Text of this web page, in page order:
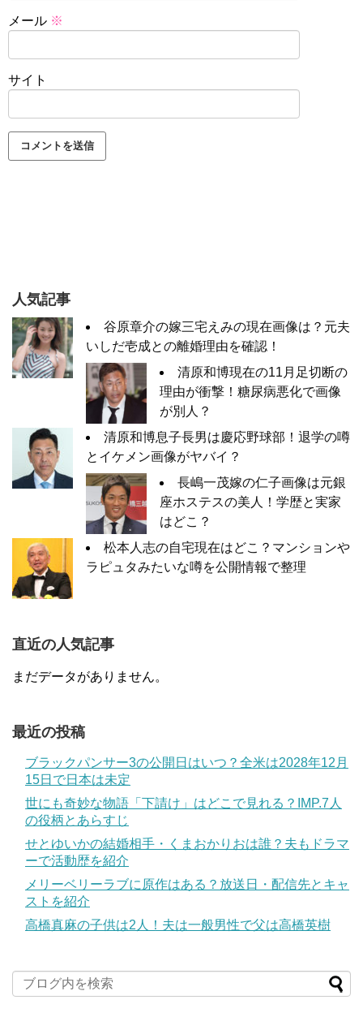
メール ※
サイト
人気記事
谷原章介の嫁三宅えみの現在画像は？元夫
いしだ壱成との離婚理由を確認！
清原和博現在の11月足切断の
理由が衝撃！糖尿病悪化で画像
が別人？
清原和博息子長男は慶応野球部！退学の噂
とイケメン画像がヤバイ？
長嶋一茂嫁の仁子画像は元銀
座ホステスの美人！学歴と実家
はどこ？
松本人志の自宅現在はどこ？マンションや
ラピュタみたいな噂を公開情報で整理
直近の人気記事
まだデータがありません。
最近の投稿
ブラックパンサー3の公開日はいつ？全米は2028年12月
15日で日本は未定
世にも奇妙な物語「下請け」はどこで見れる？IMP.7人
の役柄とあらすじ
せとゆいかの結婚相手・くまおかりおは誰？夫もドラマ
ーで活動歴を紹介
メリーベリーラブに原作はある？放送日・配信先とキャ
ストを紹介
高橋真麻の子供は2人！夫は一般男性で父は高橋英樹